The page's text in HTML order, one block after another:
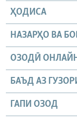
ҲОДИСА
НАЗАРҲО ВА
ОЗОДӢ
БАЪД АЗ
ГАПИ ОЗОД